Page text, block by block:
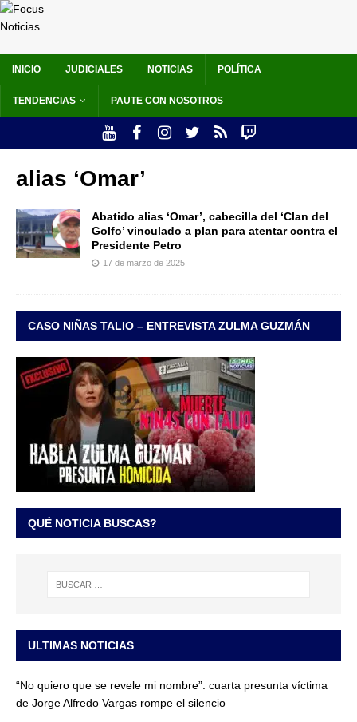
INICIO JUDICIALES NOTICIAS POLÍTICA
TENDENCIAS PAUTE CON NOSOTROS
alias ‘Omar’
Abatido alias ‘Omar’, cabecilla del ‘Clan del
Golfo’ vinculado a plan para atentar contra el
Presidente Petro
17 de marzo de 2025
CASO NIÑAS TALIO – ENTREVISTA ZULMA GUZMÁN
QUÉ NOTICIA BUSCAS?
ULTIMAS NOTICIAS
“No quiero que se revele mi nombre”: cuarta presunta víctima
de Jorge Alfredo Vargas rompe el silencio